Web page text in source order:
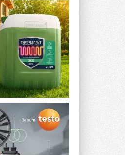
насос PV/T
испарителем
...
форум
2-3 сентября в
Форум
тысяч участников ...
представила
насосов
R290
All-In-One
...